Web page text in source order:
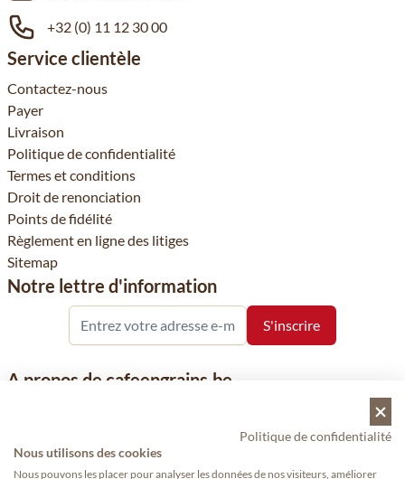
+32 (0) 11 12 30 00
Service clientèle
Contactez-nous
Payer
Livraison
Politique de confidentialité
Termes et conditions
Droit de renonciation
Points de fidélité
Règlement en ligne des litiges
Sitemap
Notre lettre d'information
A propos de cafeengrains.be
concentre sur la vente de produits à base de café, de renommée
nationale et internationale, tels que le café, les grains de café, le
café moulu et les dosettes de café, garants de qualité.
Politique de confidentialité
Nous utilisons des cookies
Nous pouvons les placer pour analyser les données de nos visiteurs, améliorer